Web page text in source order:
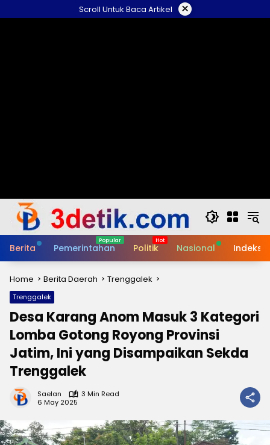
to
Scroll Untuk Baca Artikel ×
Berita Pemerintahan Politik Nasional Indeks
Home Berita Daerah Trenggalek
Trenggalek
Desa Karang Anom Masuk 3 Kategori
Lomba Gotong Royong Provinsi
Jatim, Ini yang Disampaikan Sekda
Trenggalek
Saelan
3 Min Read
6 May 2025